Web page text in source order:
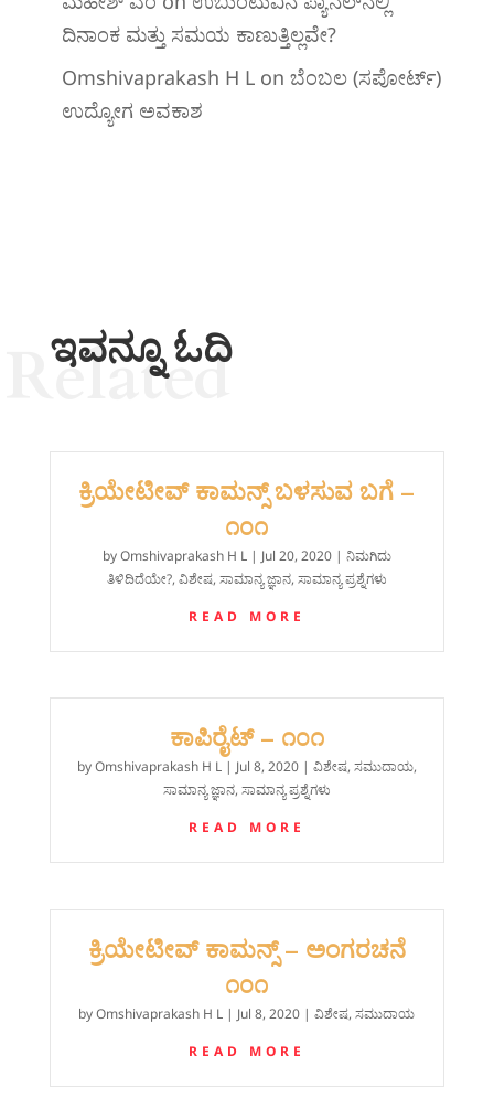
ದಿನಾಂಕ ಮತ್ತು ಸಮಯ ಕಾಣುತ್ತಿಲ್ಲವೇ?
Omshivaprakash H Lon ಬೆಂಬಲ (ಸಪೋರ್ಟ್)
ಉದ್ಯೋಗ ಅವಕಾಶ
ಇವನ್ನೂ ಓದಿ
Related
ಕ್ರಿಯೇಟೀವ್ ಕಾಮನ್ಸ್ ಬಳಸುವ ಬಗೆ –
೧೦೧
byOmshivaprakash H L| Jul 20, 2020| ನಿಮಗಿದು
ತಿಳಿದಿದೆಯೇ?, ವಿಶೇಷ, ಸಾಮಾನ್ಯ ಜ್ಞಾನ, ಸಾಮಾನ್ಯ ಪ್ರಶ್ನೆಗಳು
READ MORE
ಕಾಪಿರೈಟ್ – ೧೦೧
byOmshivaprakash H L| Jul 8, 2020| ವಿಶೇಷ, ಸಮುದಾಯ,
ಸಾಮಾನ್ಯ ಜ್ಞಾನ, ಸಾಮಾನ್ಯ ಪ್ರಶ್ನೆಗಳು
READ MORE
ಕ್ರಿಯೇಟೀವ್ ಕಾಮನ್ಸ್ – ಅಂಗರಚನೆ
೧೦೧
byOmshivaprakash H L | Jul 8, 2020 |ವಿಶೇಷ,ಸಮುದಾಯ
READ MORE